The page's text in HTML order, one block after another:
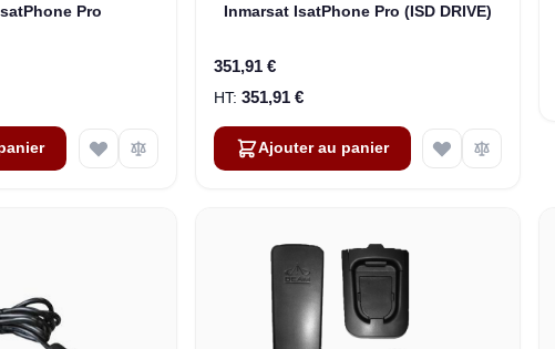
Pro
Inmarsat IsatPhone Pro (ISD DRIVE)
351,91 €
351,91 €
Ajouter au panier